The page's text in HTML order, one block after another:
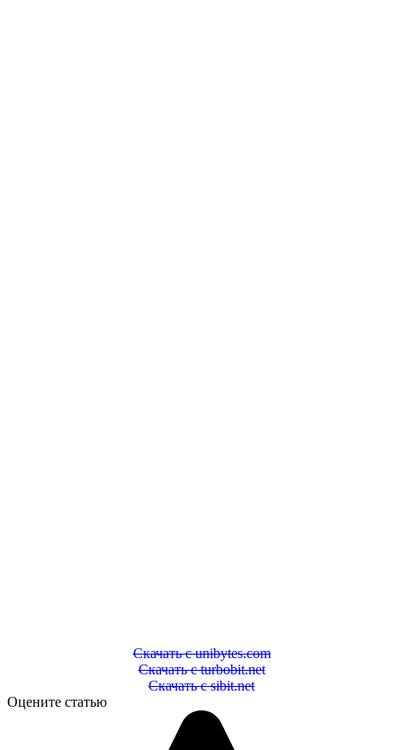
Скачать с unibytes.com
Скачать с turbobit.net
Скачать с sibit.net
Оцените статью